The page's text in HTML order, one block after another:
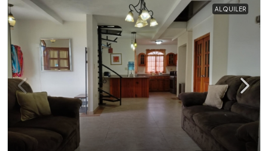
ALQUILER